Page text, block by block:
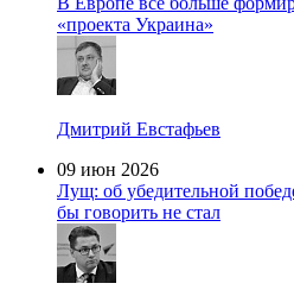
«проекта Украина»
Дмитрий Евстафьев
09 июн 2026
Лущ: об убедительной
бы говорить не стал